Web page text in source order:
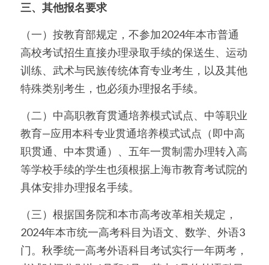
三、其他报名要求
（一）按教育部规定，不参加2024年本市普通
高校考试招生直接办理录取手续的保送生、运动
训练、武术与民族传统体育专业考生，以及其他
特殊类别考生，也必须办理报名手续。
（二）中高职教育贯通培养模式试点、中等职业
教育—应用本科专业贯通培养模式试点（即中高
职贯通、中本贯通）、五年一贯制需办理转入高
等学校手续的学生也须根据上海市教育考试院的
具体安排办理报名手续。
（三）根据国务院和本市高考改革相关规定，
2024年本市统一高考科目为语文、数学、外语3
门。秋季统一高考外语科目考试实行一年两考，